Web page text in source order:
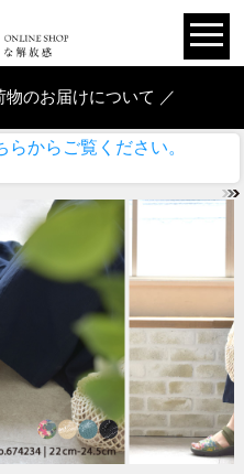
のお届けについて ／
らからご覧ください。